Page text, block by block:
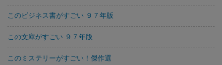
このビジネス書がすごい ９７年版
この文庫がすごい ９７年版
このミステリーがすごい！傑作選